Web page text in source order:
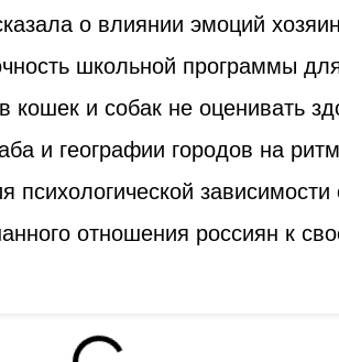
о влиянии эмоций
школьной программы
и собак не оценивать
и географии городов на
психологической
отношения россиян к